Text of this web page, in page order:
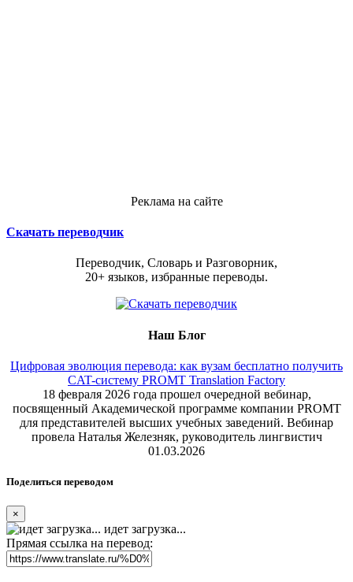
Реклама на сайте
Скачать переводчик
Переводчик, Словарь и Разговорник,
20+ языков, избранные переводы.
Наш Блог
Цифровая эволюция перевода: как вузам бесплатно получить
CAT-систему PROMT Translation Factory
18 февраля 2026 года прошел очередной вебинар,
посвященный Академической программе компании PROMT
для представителей высших учебных заведений. Вебинар
провела Наталья Железняк, руководитель лингвистич
01.03.2026
Поделиться переводом
×
идет загрузка...
Прямая ссылка на перевод: